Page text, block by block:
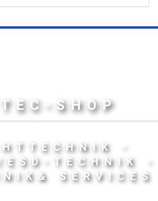
SHOP
-
ESD-TECHNIK -
SERVICES